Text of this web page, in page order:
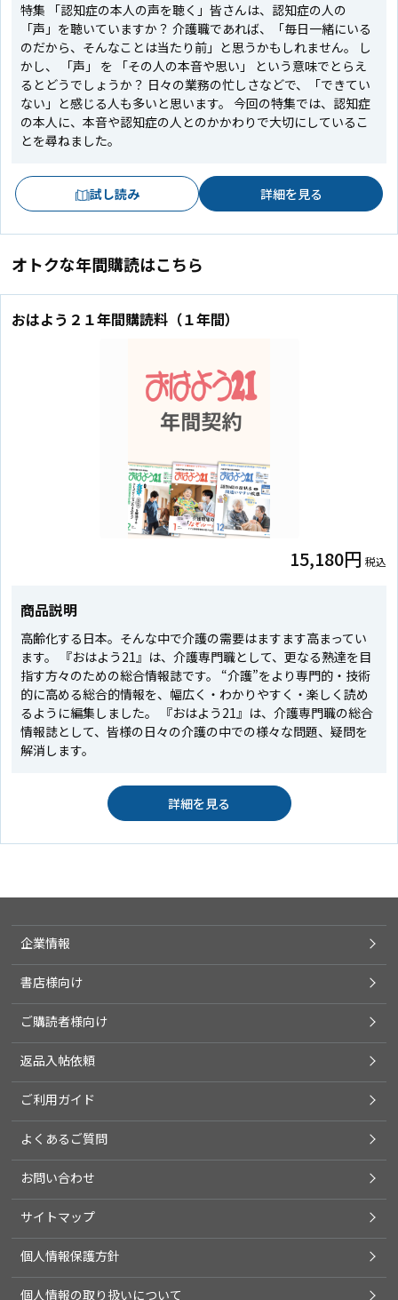
特集 「認知症の本人の声を聴く」皆さんは、認知症の人の
「声」を聴いていますか？ 介護職であれば、「毎日一緒にいる
のだから、そんなことは当たり前」と思うかもしれません。 し
かし、 「声」 を 「その人の本音や思い」 という意味でとらえ
るとどうでしょうか？ 日々の業務の忙しさなどで、「できてい
ない」と感じる人も多いと思います。 今回の特集では、認知症
の本人に、本音や認知症の人とのかかわりで大切にしているこ
とを尋ねました。
試し読み 詳細を見る
オトクな年間購読はこちら
おはよう２１年間購読料（１年間）
15,180円 税込
商品説明
高齢化する日本。そんな中で介護の需要はますます高まってい
ます。 『おはよう21』は、介護専門職として、更なる熟達を目
指す方々のための総合情報誌です。 “介護”をより専門的・技術
的に高める総合的情報を、幅広く・わかりやすく・楽しく読め
るように編集しました。 『おはよう21』は、介護専門職の総合
情報誌として、皆様の日々の介護の中での様々な問題、疑問を
解消します。
詳細を見る
企業情報
書店様向け
ご購読者様向け
返品入帖依頼
ご利用ガイド
よくあるご質問
お問い合わせ
サイトマップ
個人情報保護方針
個人情報の取り扱いについて